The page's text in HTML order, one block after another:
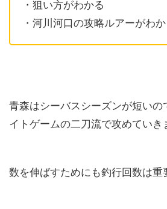
・狙い方がわかる
・河川河口の攻略ルアーがわ
青森はシーバスシーズンが短いの
イトゲームの二刀流で攻めていき
数を伸ばすためにも釣行回数は重